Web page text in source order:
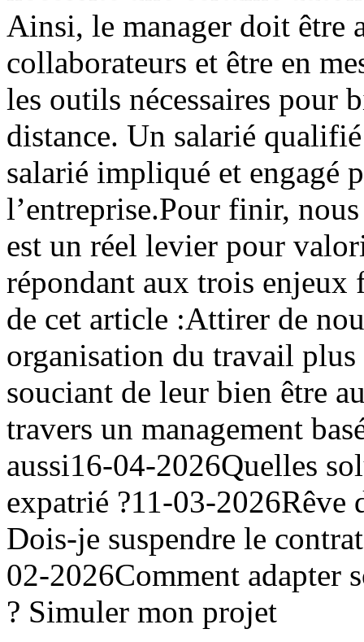
Ainsi, le manager doit être
collaborateurs et être en
les outils nécessaires pour
distance. Un salarié
salarié impliqué et engagé
l’entreprise.Pour finir,
est un réel levier pour
répondant aux trois enjeux
de cet article :Attirer de
organisation du travail
souciant de leur bien être
travers un management
aussi16-04-2026Quelles
expatrié ?11-03-
Dois-je suspendre le
02-2026Comment adapter
? Simuler mon projet